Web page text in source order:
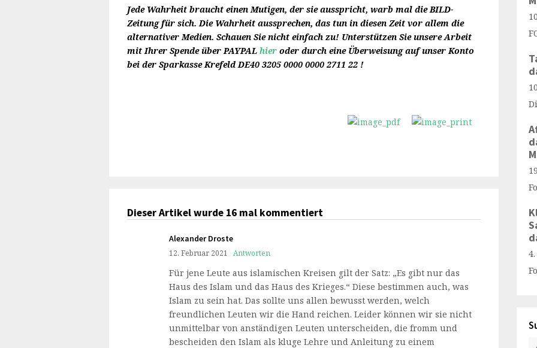
Jede Wahrheit braucht einen Mutigen, der sie ausspricht, warb mal die BILD-
Zeitung für sich. Die Wahrheit aussprechen, das tun in diesen Zeit vor allem die
alternativer Medien. Schauen Sie nicht einfach zu! Unterstützen Sie unsere Arbeit
mit Ihrer SpendeüberPAYPAL hier oder durch eine Überweisung auf unser Konto
bei der Sparkasse Krefeld DE40 3205 0000 0000 2711 22 !
Dieser Artikel wurde 16 mal kommentiert
Alexander Droste
12. Februar 2021 Antworten
Für jene Leute aus islamischen Kreisen gilt der Satz: „Es gibt nur das
Haus des Islam und das Haus des Krieges.“ Diese bestimmen auch, was
Islam zu sein hat. Das sollte uns allen bewusst werden, welch
freundlichen Leuten wir die Hand reichen. Leider können wir sie nicht
unmittelbar von anständigen Leuten unterscheiden, die fromm und
bescheiden den Islam als kluge Lehre und Anleitung zu einem